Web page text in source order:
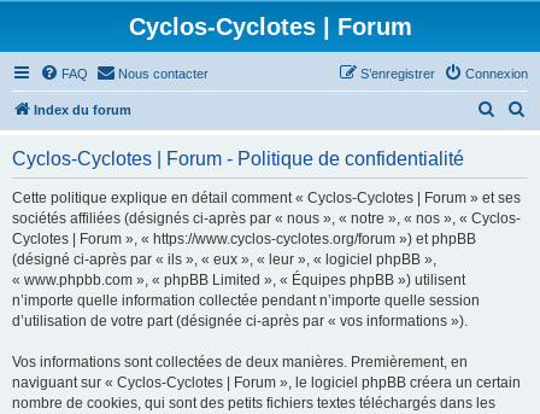
Cyclos-Cyclotes | Forum
FAQ Nous contacter Connexion
S’enregistrer
Index du forum
h
e
Cyclos-Cyclotes | Forum - Politique de confidentialité
Cette politique explique en détail comment « Cyclos-Cyclotes | Forum » et ses
sociétés affiliées (désignés ci-après par « nous », « notre », « nos », « Cyclos-
Cyclotes | Forum », « https://www.cyclos-cyclotes.org/forum ») et phpBB
(désigné ci-après par « ils », « eux », « leur », « logiciel phpBB »,
« www.phpbb.com », « phpBB Limited », « Équipes phpBB ») utilisent
n’importe quelle information collectée pendant n’importe quelle session
d’utilisation de votre part (désignée ci-après par « vos informations »).
Vos informations sont collectées de deux manières. Premièrement, en
naviguant sur « Cyclos-Cyclotes | Forum », le logiciel phpBB créera un certain
nombre de cookies, qui sont des petits fichiers textes téléchargés dans les